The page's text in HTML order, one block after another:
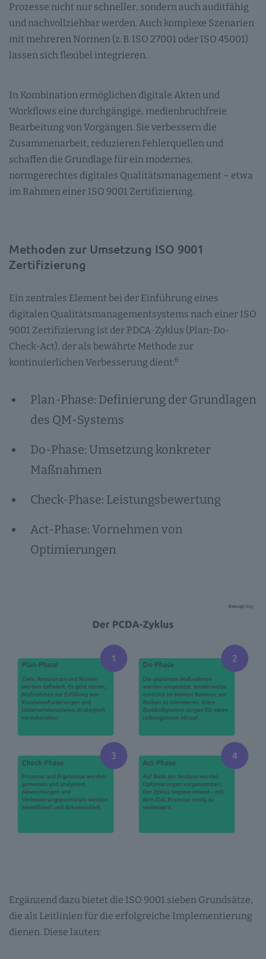
Prozesse nicht nur schneller, sondern auch auditfähig
und nachvollziehbar werden. Auch komplexe Szenarien
mit mehreren Normen (z. B. ISO 27001 oder ISO 45001)
lassen sich flexibel integrieren.
In Kombination ermöglichen digitale Akten und
Workflows eine durchgängige, medienbruchfreie
Bearbeitung von Vorgängen. Sie verbessern die
Zusammenarbeit, reduzieren Fehlerquellen und
schaffen die Grundlage für ein modernes,
normgerechtes digitales Qualitätsmanagement – etwa
im Rahmen einer ISO 9001 Zertifizierung.
Methoden zur Umsetzung ISO 9001
Zertifizierung
Ein zentrales Element bei der Einführung eines
digitalen Qualitätsmanagementsystems nach einer ISO
9001 Zertifizierung ist der PDCA-Zyklus (Plan-Do-
Check-Act), der als bewährte Methode zur
kontinuierlichen Verbesserung dient:6
Plan-Phase: Definierung der Grundlagen
des QM-Systems
Do-Phase: Umsetzung konkreter
Maßnahmen
Check-Phase: Leistungsbewertung
Act-Phase: Vornehmen von
Optimierungen
Ergänzend dazu bietet die ISO 9001 sieben Grundsätze,
die als Leitlinien für die erfolgreiche Implementierung
dienen. Diese lauten: